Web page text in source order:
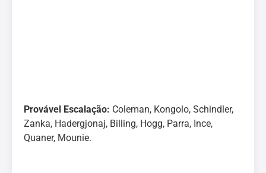
Provável Escalação: Coleman, Kongolo, Schindler,
Zanka, Hadergjonaj, Billing, Hogg, Parra, Ince,
Quaner, Mounie.